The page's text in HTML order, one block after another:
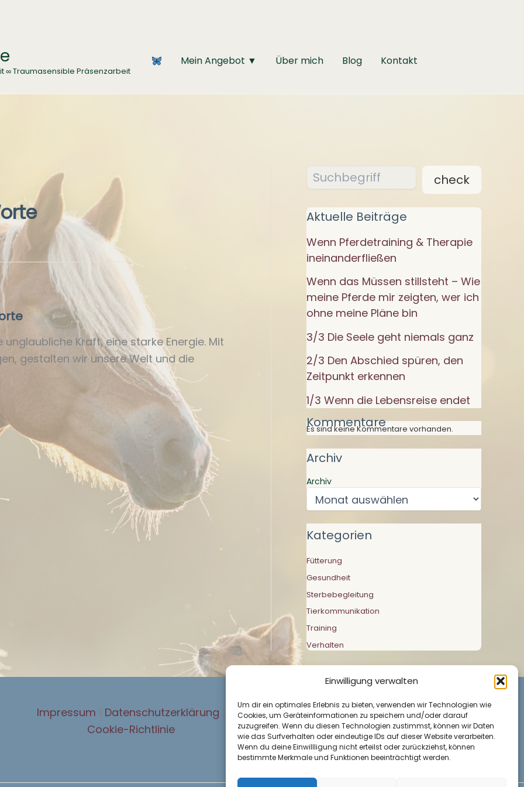
Einwilligung verwalten
Um dir ein optimales Erlebnis zu bieten, verwenden wir Technologien wie
Cookies, um Geräteinformationen zu speichern und/oder darauf
zuzugreifen. Wenn du diesen Technologien zustimmst, können wir Daten
wie das Surfverhalten oder eindeutige IDs auf dieser Website verarbeiten.
Wenn du deine Einwillligung nicht erteilst oder zurückziehst, können
bestimmte Merkmale und Funktionen beeinträchtigt werden.
∞ Traumasensible Präsenzarbeit
Mein Angebot ▼ Über mich Blog Kontakt
Kraft, eine starke Energie. Mit
gestalten wir unsere Welt und die
Suchen
check
Aktuelle Beiträge
Wenn Pferdetraining & Therapie
ineinanderfließen
Wenn das Müssen stillsteht – Wie
meine Pferde mir zeigten, wer ich
ohne meine Pläne bin
3/3 Die Seele geht niemals ganz
2/3 Den Abschied spüren, den
Zeitpunkt erkennen
1/3 Wenn die Lebensreise endet
Kommentare
Es sind keine Kommentare vorhanden.
Archiv
Archiv
Kategorien
Fütterung
Gesundheit
Sterbebegleitung
Tierkommunikation
Training
Verhalten
Impressum | Datenschutzerklärung |
Cookie-Richtlinie